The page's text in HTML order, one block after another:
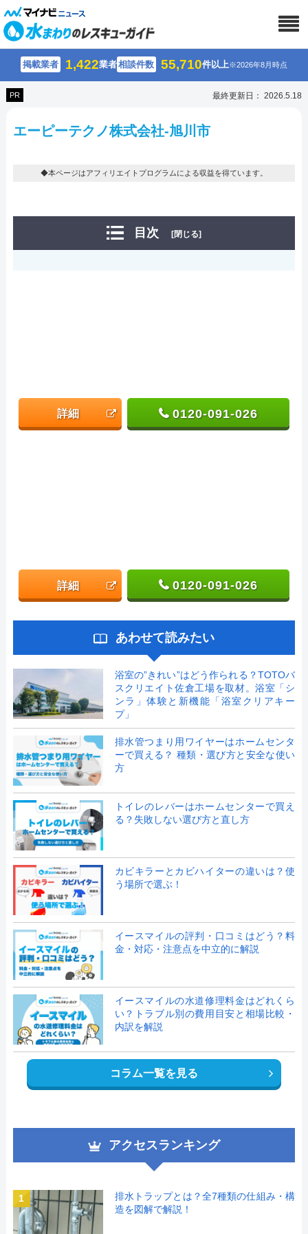
掲載業者 1,422業者相談件数 55,710件以上※2026年8月時点
PR 最終更新日： 2026.5.18
エーピーテクノ株式会社-旭川市
◆本ページはアフィリエイトプログラムによる収益を得ています。
目次 [閉じる]
詳細 0120-091-026
詳細 0120-091-026
あわせて読みたい
浴室の”きれい”はどう作られる？TOTOバ
スクリエイト佐倉工場を取材。浴室「シ
ンラ」体験と新機能「浴室クリアキー
プ」
排水管つまり用ワイヤーはホームセンタ
ーで買える？ 種類・選び方と安全な使い
方
トイレのレバーはホームセンターで買え
る？失敗しない選び方と直し方
カビキラーとカビハイターの違いは？使
う場所で選ぶ！
イースマイルの評判・口コミはどう？料
金・対応・注意点を中立的に解説
イースマイルの水道修理料金はどれくら
い？トラブル別の費用目安と相場比較・
内訳を解説
コラム一覧を見る
アクセスランキング
1
排水トラップとは？全7種類の仕組み・構
造を図解で解説！